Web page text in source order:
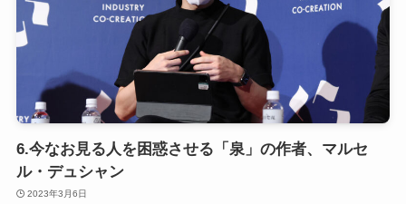
6.今なお見る人を困惑させる「泉」の作者、マルセ
ル・デュシャン
2023年3月6日